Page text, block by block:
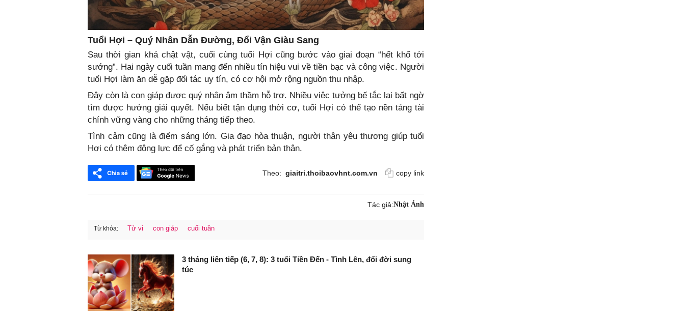
Tuổi Hợi – Quý Nhân Dẫn Đường, Đổi Vận Giàu Sang
Sau thời gian khá chật vật, cuối cùng tuổi Hợi cũng bước vào giai đoạn “hết khổ tới
sướng”. Hai ngày cuối tuần mang đến nhiều tín hiệu vui về tiền bạc và công việc. Người
tuổi Hợi làm ăn dễ gặp đối tác uy tín, có cơ hội mở rộng nguồn thu nhập.
Đây còn là con giáp được quý nhân âm thầm hỗ trợ. Nhiều việc tưởng bế tắc lại bất ngờ
tìm được hướng giải quyết. Nếu biết tận dụng thời cơ, tuổi Hợi có thể tạo nền tảng tài
chính vững vàng cho những tháng tiếp theo.
Tình cảm cũng là điểm sáng lớn. Gia đạo hòa thuận, người thân yêu thương giúp tuổi
Hợi có thêm động lực để cố gắng và phát triển bản thân.
Theo: giaitri.thoibaovhnt.com.vn copy link
Tác giả:Nhật Ánh
Từ khóa: Tử vi con giáp cuối tuần
3 tháng liên tiếp (6, 7, 8): 3 tuổi Tiền Đến - Tình Lên, đổi đời sung
túc